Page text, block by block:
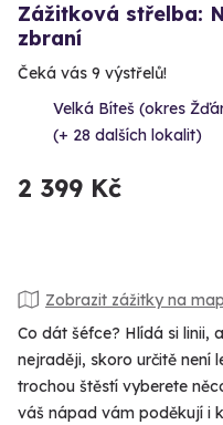
Zážitková střelba:
zbraní
Čeká vás 9 výstřelů!
Velká Bíteš (okres
(+ 28 dalších lokalit)
2 399 Kč
Zobrazit zážitky na
Co dát šéfce? Hlídá si linii,
nejraději, skoro určitě není
trochou štěstí vyberete
váš nápad vám poděkují i